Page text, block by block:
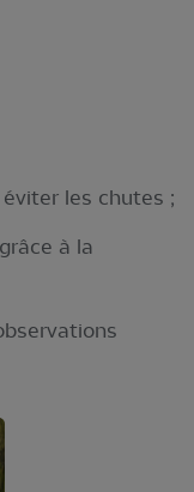
les chutes ;
à la